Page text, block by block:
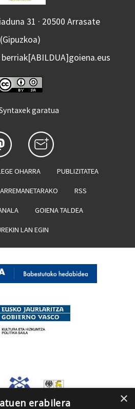
31 · 20500 Arrasate
(Gipuzkoa)
berriak[ABILDUA]goiena.eus
garatua
OHARRA PUBLIZITATEA
RSS
GOIENA TALDEA
LAN EGIN
×
erabilera